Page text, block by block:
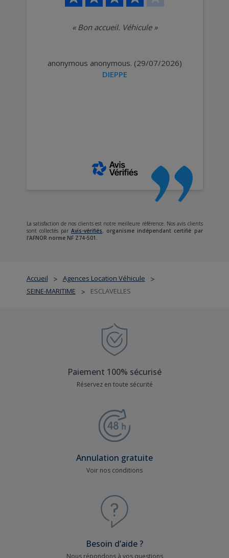
Accueil > Agences Location Véhicule >
SEINE-MARITIME > ESCLAVELLES
« Bon accueil. Véhicule»
anonymous anonymous. (29/07/2026)
DIEPPE
La satisfaction de nos clients est notre meilleure référence. Nos avis clients
sont collectés par Avis-vérifiés, organisme indépendant certifié par
l'AFNOR norme NF Z74-501.
Paiement 100% sécurisé
Réservez en toute sécurité
Annulation gratuite
Voir nos conditions
Besoin d’aide ?